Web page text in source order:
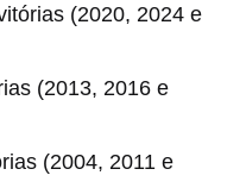
(2020, 2024 e
(2013, 2016 e
(2004, 2011 e